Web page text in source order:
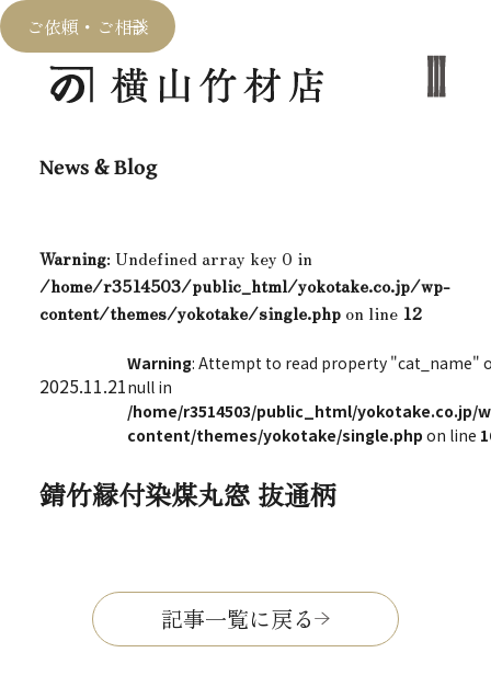
ご依頼・ご相談
News & Blog
Warning: Undefined array key 0 in
/home/r3514503/public_html/yokotake.co.jp/wp-
content/themes/yokotake/single.phpon line 12
2025.11.21
Warning: Attempt to read property "cat_name"
null in
/home/r3514503/public_html/yokotake.co.jp/
content/themes/yokotake/single.php on line
錆竹縁付染煤丸窓 抜通柄
記事一覧に戻る